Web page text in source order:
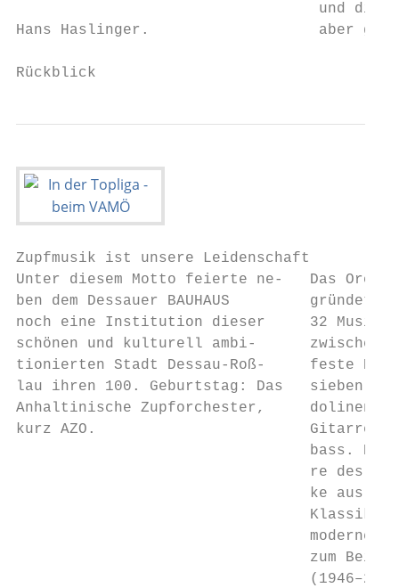
und die
Hans Haslinger.                   aber greb‘lt“.		          [chalu] Ingrid
Rückblick
Zupfmusik ist unsere Leidenschaft
Unter diesem Motto feierte ne-   Das
ben dem Dessauer BAUHAUS
noch eine Institution dieser     32
schönen und kulturell ambi-      zwischen
tionierten Stadt Dessau-Roß-     feste
lau ihren 100. Geburtstag: Das   sieben
Anhaltinische Zupforchester,     dolinen,
kurz AZO.                        Gitarren
bass.
re des
ke aus
Klassik
moderner
zum